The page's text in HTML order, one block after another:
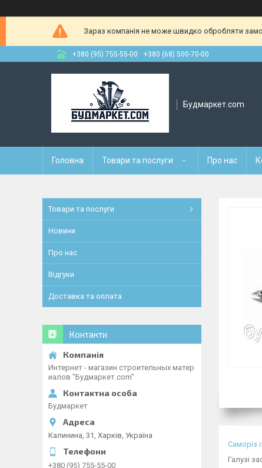
Зараз компанія не може швидко обробляти
+380 (95) 755-55-00 +380 (68) 500-70-00
Будмаркет.com
Головна Товари та послуги Про нас
Саморіз
Галузі
Товари та послуги
Новини
Про нас
Відгуки
Доставка та оплата
Контакти
Интернет - магазин строительных матер
иалов "Будмаркет.com"
Будмаркет
Калинина, 31, Харків, Україна
+380 (95) 755-55-00